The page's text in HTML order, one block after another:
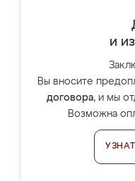
и
Вы вносите
договора, и мы
Возможна